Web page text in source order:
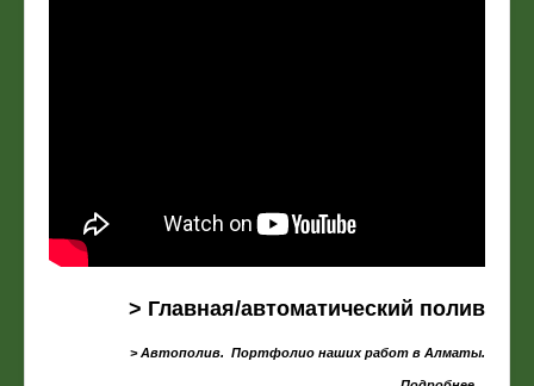
> Главная/автоматический полив
> Автополив. Портфолио наших работ в Алматы.